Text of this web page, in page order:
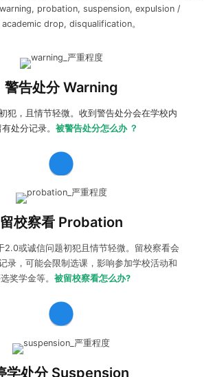
probation, suspension, expulsion /
drop, disqualification。
警告处分 Warning
犯，且情节轻微。收到警告处分会在学校内
处分记录。 被警告处分怎么办 ？
收到警告处分后，确认指控内容是否
可以向学校提出 申诉
，如接受警告处分，学
控内容进行改善。
留校察看 Probation
2.0或诚信问题初犯且情节轻微。留校察看会
录，可能会限制选课，影响参加学校活动和
奖学金等。 被留校察看怎么办?
如有异议可以向学校提出申诉；如
则需要根据指控内容 进行改善
护学星保驾护航，避免进一步的学术危机。
学处分 Suspension
学生可以向学校提出
同时准备 紧急转学
保住学生身份。做好